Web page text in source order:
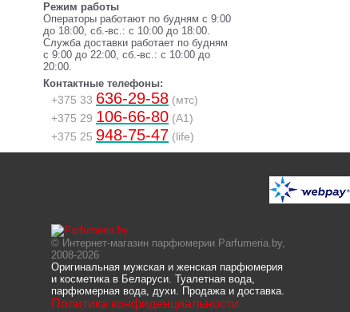
Режим работы
Операторы работают по будням с 9:00
до 18:00, сб.-вс.: с 10:00 до 18:00.
Служба доставки работает по будням
с 9:00 до 22:00, сб.-вс.: с 10:00 до
20:00.
Контактные телефоны:
+375 33 636-29-58 (мтс)
+375 29 106-66-80 (A1)
+375 25 948-75-47 (life)
© Интернет-магазин парфюмерии Parfumeria.by,
2008-2026
Оригинальная мужская и женская парфюмерия
и косметика в Беларуси. Туалетная вода,
парфюмерная вода, духи. Продажа и доставка.
Политика конфиденциальности